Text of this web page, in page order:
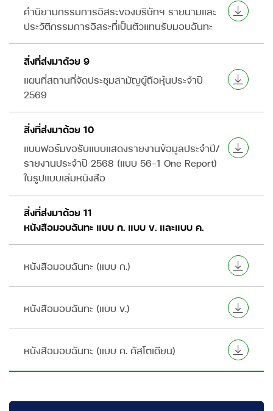
คำนิยามกรรมการอิสระของบริษัทฯ รายนามและ
ประวัติกรรมการอิสระที่เป็นตัวแทนรับมอบฉันทะ
สิ่งที่ส่งมาด้วย 9
แผนที่สถานที่จัดประชุมสามัญผู้ถือหุ้นประจำปี
2569
สิ่งที่ส่งมาด้วย 10
แบบฟอร์มขอรับแบบแสดงรายงานข้อมูลประจำปี/
รายงานประจำปี 2568 (แบบ 56-1 One Report)
ในรูปแบบเล่มหนังสือ
สิ่งที่ส่งมาด้วย 11
หนังสือมอบฉันทะ แบบ ก. แบบ ข. และแบบ ค.
หนังสือมอบฉันทะ (แบบ ก.)
หนังสือมอบฉันทะ (แบบ ข.)
หนังสือมอบฉันทะ (แบบ ค. คัสโตเดียน)